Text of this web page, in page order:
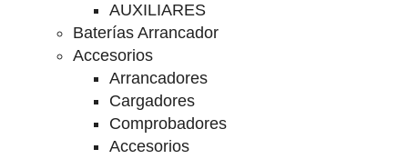
AUXILIARES
Baterías Arrancador
Accesorios
Arrancadores
Cargadores
Comprobadores
Accesorios